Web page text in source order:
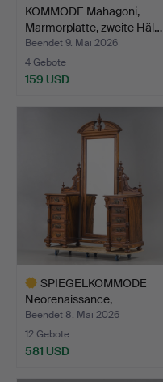
KOMMODE Mahagoni,
Marmorplatte, zweite Häl…
Beendet 9. Mai 2026
4 Gebote
159 USD
SPIEGELKOMMODE
Neorenaissance,
Nussbaum, s…
Beendet 8. Mai 2026
12 Gebote
581 USD